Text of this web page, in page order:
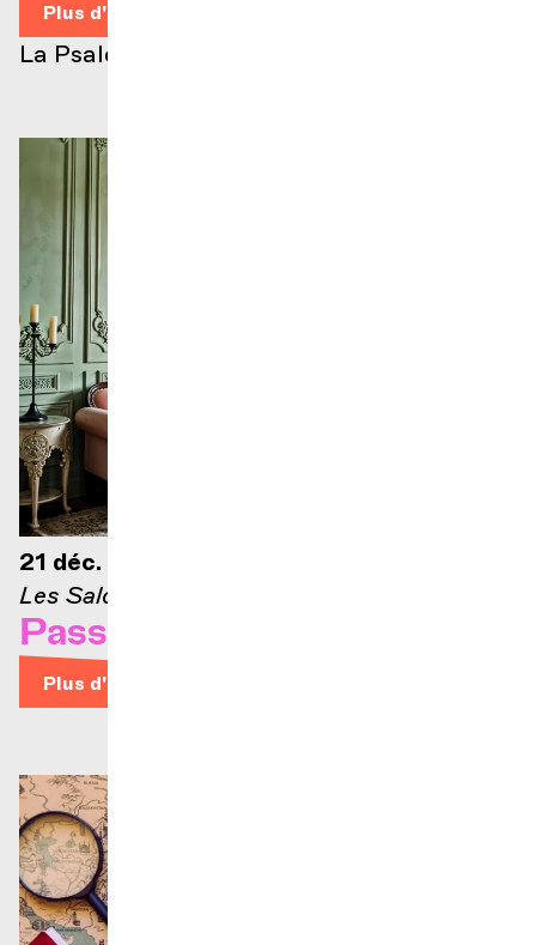
Plus d'infos
La Psalette de Genève
21 déc. 2026 — 12h30
Les Salons
Passons aux Salons #5
Plus d'infos